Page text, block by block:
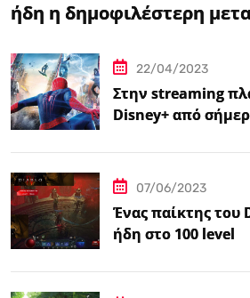
ήδη η δημοφιλέστερη
22/04/2023
Στην streaming
Disney+ από
07/06/2023
Ένας παίκτης του
ήδη στο 100 level